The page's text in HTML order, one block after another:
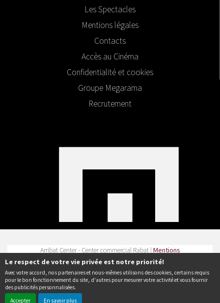
Le respect de votre vie privée est notre priorité!
Avec votre accord, nos partenaires et nous-mêmes utilisons des cookies, certains requis
pour le bon fonctionnement du site, d'autres pour mesurer votre activité et vous fournir
des publicités personnalisées.
Accepter
En savoir plus
Les Spectacles
Mentions légales
Contacts
Accès au Cinéma
Confidentialité et cookies
Groupe Megarama
Recrutement
Arribat Center - Center commercial Rabat | Mentions
légales| Contact| Tel :
Politique de confidentialité
© Erakys